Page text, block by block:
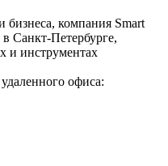
компания Smart
Санкт-Петербурге,
и инструментах